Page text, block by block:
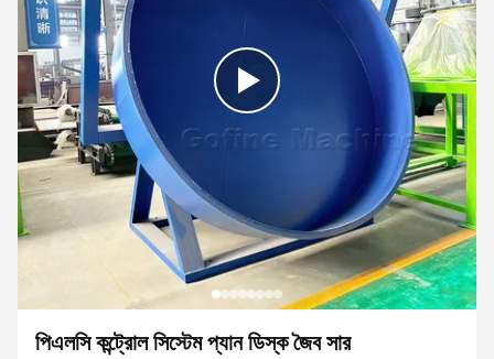
পিএলসি কন্ট্রোল সিস্টেম প্যান ডিস্ক জৈব সার